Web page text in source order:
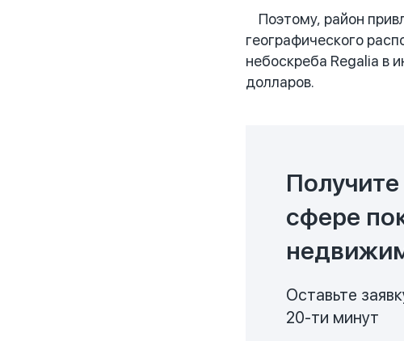
Поэтому, район
географического
небоскреба Regalia в
долларов.
сфере
Оставьте
20-ти минут